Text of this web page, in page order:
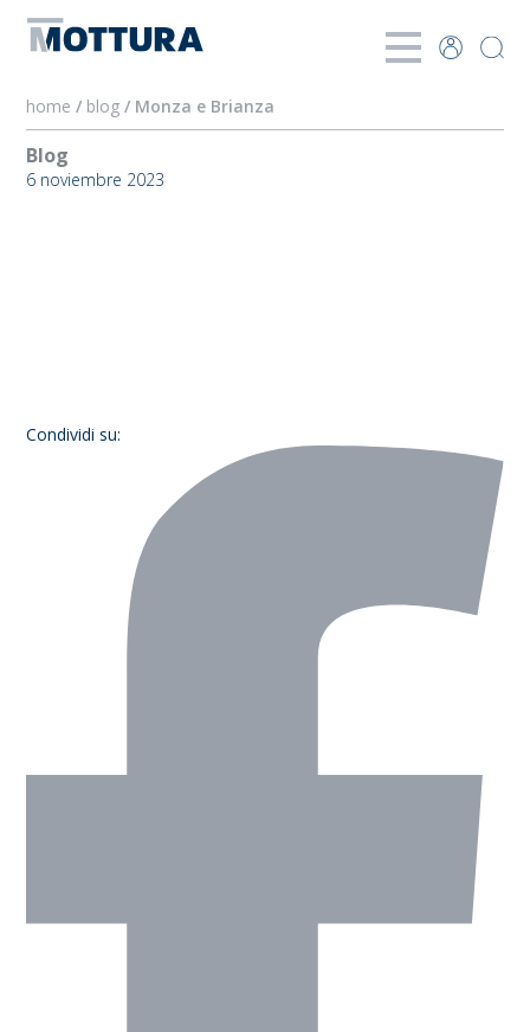
home / blog / Monza e Brianza
Blog
6 noviembre 2023
Condividi su: